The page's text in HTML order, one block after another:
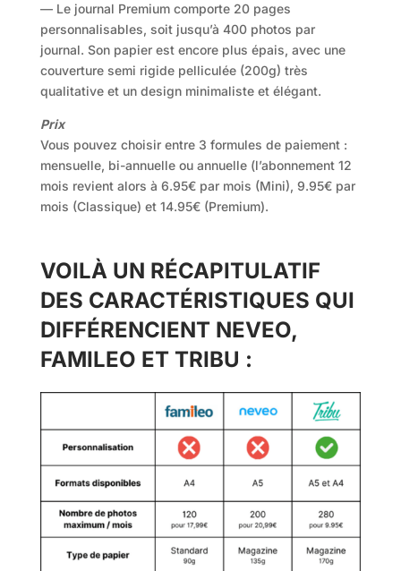
— Le journal Premium comporte 20 pages
personnalisables, soit jusqu’à 400 photos par
journal. Son papier est encore plus épais, avec une
couverture semi rigide pelliculée (200g) très
qualitative et un design minimaliste et élégant.
Prix
Vous pouvez choisir entre 3 formules de paiement :
mensuelle, bi-annuelle ou annuelle (l’abonnement 12
mois revient alors à 6.95€ par mois (Mini), 9.95€ par
mois (Classique) et 14.95€ (Premium).
VOILÀ UN RÉCAPITULATIF
DES CARACTÉRISTIQUES QUI
DIFFÉRENCIENT NEVEO,
FAMILEO ET TRIBU :